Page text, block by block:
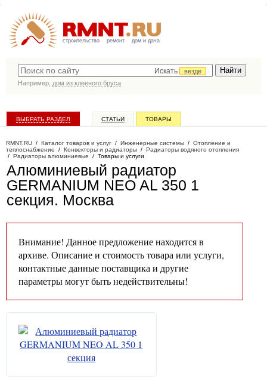
строительство ремонт дом и дача
Искать
везде
Например, дом из клееного бруса
ВЫБРАТЬ РАЗДЕЛ СТАТЬИ ТОВАРЫ
RMNT.RU / Каталог товаров и услуг / Инженерные системы / Отопление и
теплоснабжение / Конвекторы и радиаторы / Радиаторы водяного отопления
/ Радиаторы алюминиевые / Товары и услуги
Алюминиевый радиатор
GERMANIUM NEO AL 350 1
секция. Москва
Внимание! Данное предложение находится в
архиве. Описание и стоимость товара или услуги,
контактные данные поставщика и другие
параметры могут быть недействительны!